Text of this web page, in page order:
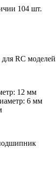
104 шт.
RC
12 мм
6 мм